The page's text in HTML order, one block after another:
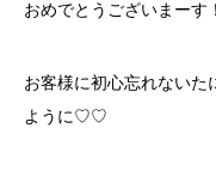
おめでとうございまーす
お客様に初心忘れないた
ように♡♡